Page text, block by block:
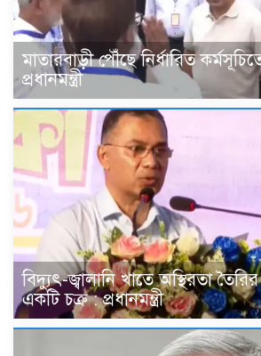
মাতারবাড়ী পৌঁছে নির্ধারিত
প্রধানমন্ত্রী
বিদ্যুৎ-জ্বালানি খাতে অস্থিরতা
একটি চক্র : প্রধানমন্ত্রী